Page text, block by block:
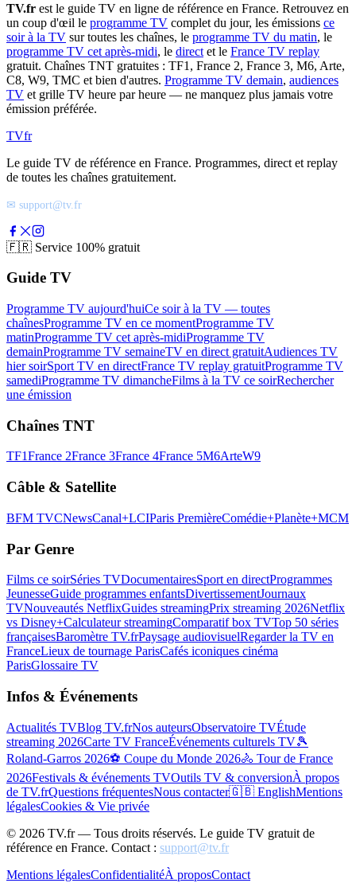
TV.fr est le guide TV en ligne de référence en France. Retrouvez en
un coup d'œil le programme TV complet du jour, les émissions ce
soir à la TV sur toutes les chaînes, le programme TV du matin, le
programme TV cet après-midi, le direct et le France TV replay
gratuit. Chaînes TNT gratuites : TF1, France 2, France 3, M6, Arte,
C8, W9, TMC et bien d'autres. Programme TV demain, audiences
TV et grille TV heure par heure — ne manquez plus jamais votre
émission préférée.
TVfr
Le guide TV de référence en France. Programmes, direct et replay
de toutes les chaînes gratuitement.
✉ support@tv.fr
🇫🇷 Service 100% gratuit
Guide TV
Programme TV aujourd'huiCe soir à la TV — toutes
chaînesProgramme TV en ce momentProgramme TV
matinProgramme TV cet après-midiProgramme TV
demainProgramme TV semaineTV en direct gratuitAudiences TV
hier soirSport TV en directFrance TV replay gratuitProgramme TV
samediProgramme TV dimancheFilms à la TV ce soirRechercher
une émission
Chaînes TNT
TF1France 2France 3France 4France 5M6ArteW9
Câble & Satellite
BFM TVCNewsCanal+LCIParis PremièreComédie+Planète+MCM
Par Genre
Films ce soirSéries TVDocumentairesSport en directProgrammes
JeunesseGuide programmes enfantsDivertissementJournaux
TVNouveautés NetflixGuides streamingPrix streaming 2026Netflix
vs Disney+Calculateur streamingComparatif box TVTop 50 séries
françaisesBaromètre TV.frPaysage audiovisuelRegarder la TV en
FranceLieux de tournage ParisCafés iconiques cinéma
ParisGlossaire TV
Infos & Événements
Actualités TVBlog TV.frNos auteursObservatoire TVÉtude
streaming 2026Carte TV FranceÉvénements culturels TV🎾
Roland-Garros 2026⚽ Coupe du Monde 2026🚴 Tour de France
2026Festivals & événements TVOutils TV & conversionÀ propos
de TV.frQuestions fréquentesNous contacter🇬🇧 EnglishMentions
légalesCookies & Vie privée
© 2026 TV.fr — Tous droits réservés. Le guide TV gratuit de
référence en France. Contact : support@tv.fr
Mentions légalesConfidentialitéÀ proposContact